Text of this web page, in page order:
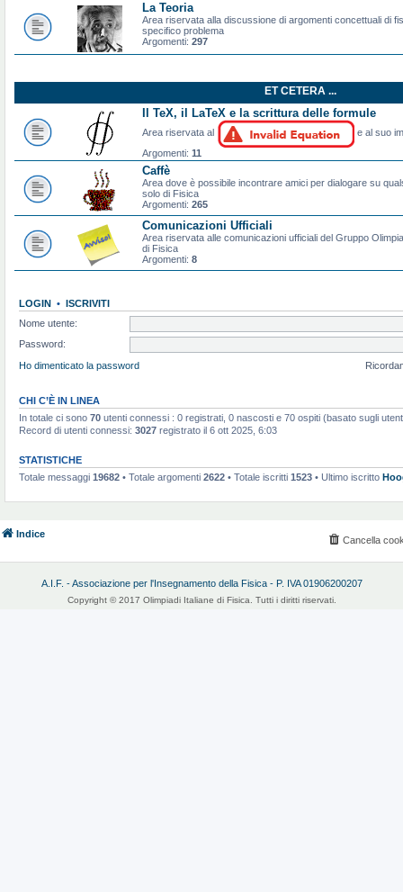
La Teoria
Area riservata alla discussione di argomenti concettuali di
specifico problema
Argomenti: 297
ET CETERA ...
Il TeX, il LaTeX e la scrittura delle formule
Area riservata al
e al suo
Argomenti: 11
Caffè
Area dove è possibile incontrare amici per dialogare su
solo di Fisica
Argomenti: 265
Comunicazioni Ufficiali
Area riservata alle comunicazioni ufficiali del Gruppo
di Fisica
Argomenti: 8
LOGIN • ISCRIVITI
Nome utente:
Password:
Ho dimenticato la password
CHI C’È IN LINEA
In totale ci sono 70 utenti connessi : 0 registrati, 0 nascosti e 70 ospiti (basato sugli
Record di utenti connessi: 3027 registrato il 6 ott 2025, 6:03
STATISTICHE
Totale messaggi 19682 • Totale argomenti 2622 • Totale iscritti 1523 • Ultimo iscritto
Indice
Cancella
A.I.F. - Associazione per l'Insegnamento della Fisica - P. IVA 01906200207
Copyright © 2017 Olimpiadi Italiane di Fisica. Tutti i diritti riservati.